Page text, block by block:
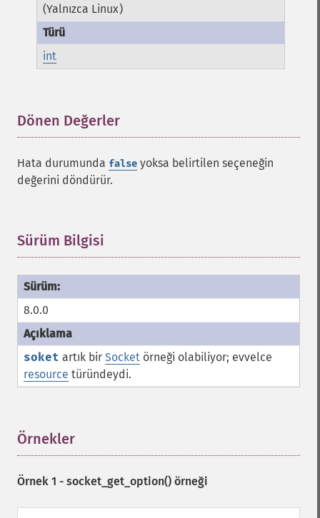
(Yalnızca Linux)
int
Dönen Değerler
Hata durumunda false yoksa belirtilen seçeneğin
değerini döndürür.
Sürüm Bilgisi
8.0.0
soket artık bir Socket örneği olabiliyor; evvelce
resource türündeydi.
Örnekler
Örnek 1 - socket_get_option() örneği